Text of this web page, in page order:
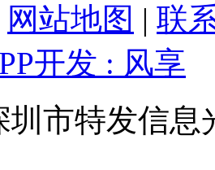
网站地图 | 联
开发 : 风享
市特发信息